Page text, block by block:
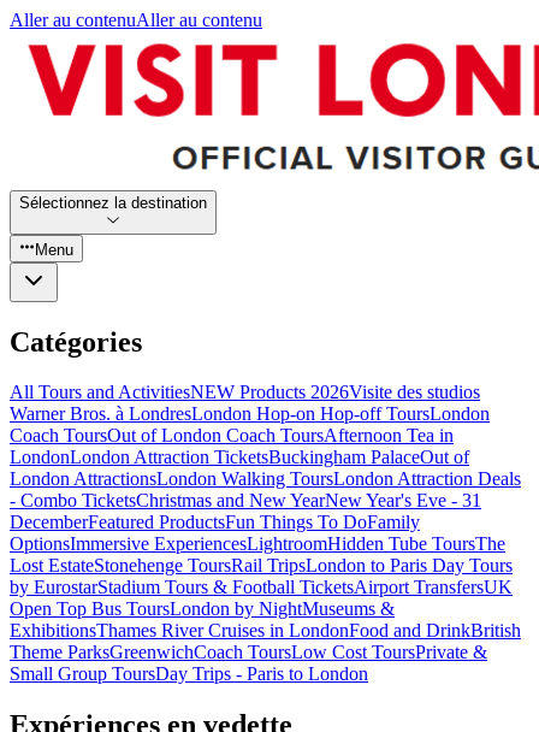
Aller au contenuAller au contenu
Sélectionnez la destination
Menu
Catégories
All Tours and ActivitiesNEW Products 2026Visite des studios
Warner Bros. à LondresLondon Hop-on Hop-off ToursLondon
Coach ToursOut of London Coach ToursAfternoon Tea in
LondonLondon Attraction TicketsBuckingham PalaceOut of
London AttractionsLondon Walking ToursLondon Attraction Deals
- Combo TicketsChristmas and New YearNew Year's Eve - 31
DecemberFeatured ProductsFun Things To DoFamily
OptionsImmersive ExperiencesLightroomHidden Tube ToursThe
Lost EstateStonehenge ToursRail TripsLondon to Paris Day Tours
by EurostarStadium Tours & Football TicketsAirport TransfersUK
Open Top Bus ToursLondon by NightMuseums &
ExhibitionsThames River Cruises in LondonFood and DrinkBritish
Theme ParksGreenwichCoach ToursLow Cost ToursPrivate &
Small Group ToursDay Trips - Paris to London
Expériences en vedette